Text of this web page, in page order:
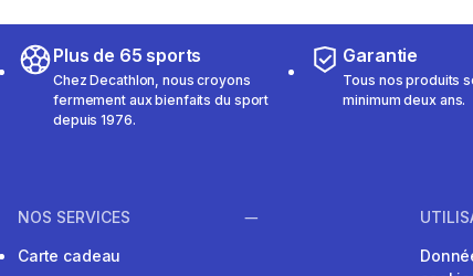
Plus de 65 sports
Chez Decathlon, nous croyons
fermement aux bienfaits du sport
depuis 1976.
Garantie
Tous nos produits
minimum deux ans.
NOS SERVICES
Carte cadeau